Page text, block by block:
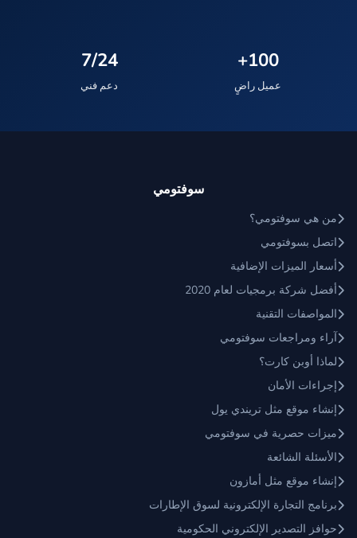
100+
عميل راضٍ
7/24
دعم فني
سوفتومي
من هي سوفتومي؟
اتصل بسوفتومي
أسعار الميزات الإضافية
أفضل شركة برمجيات لعام 2020
المواصفات التقنية
آراء ومراجعات سوفتومي
لماذا أوبن كارت؟
إجراءات الأمان
إنشاء موقع مثل تريندي يول
ميزات حصرية في سوفتومي
الأسئلة الشائعة
إنشاء موقع مثل أمازون
برنامج التجارة الإلكترونية لسوق الإطارات
حوافز التصدير الإلكتروني الحكومية